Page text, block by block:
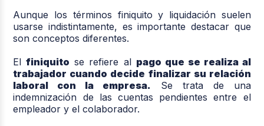
Aunque los términos finiquito y liquidación suelen
usarse indistintamente, es importante destacar que
son conceptos diferentes.
Elfiniquito se refiere al pago que se realiza al
trabajador cuando decide finalizar su relación
laboral con la empresa. Se trata de una
indemnización de las cuentas pendientes entre el
empleador y el colaborador.